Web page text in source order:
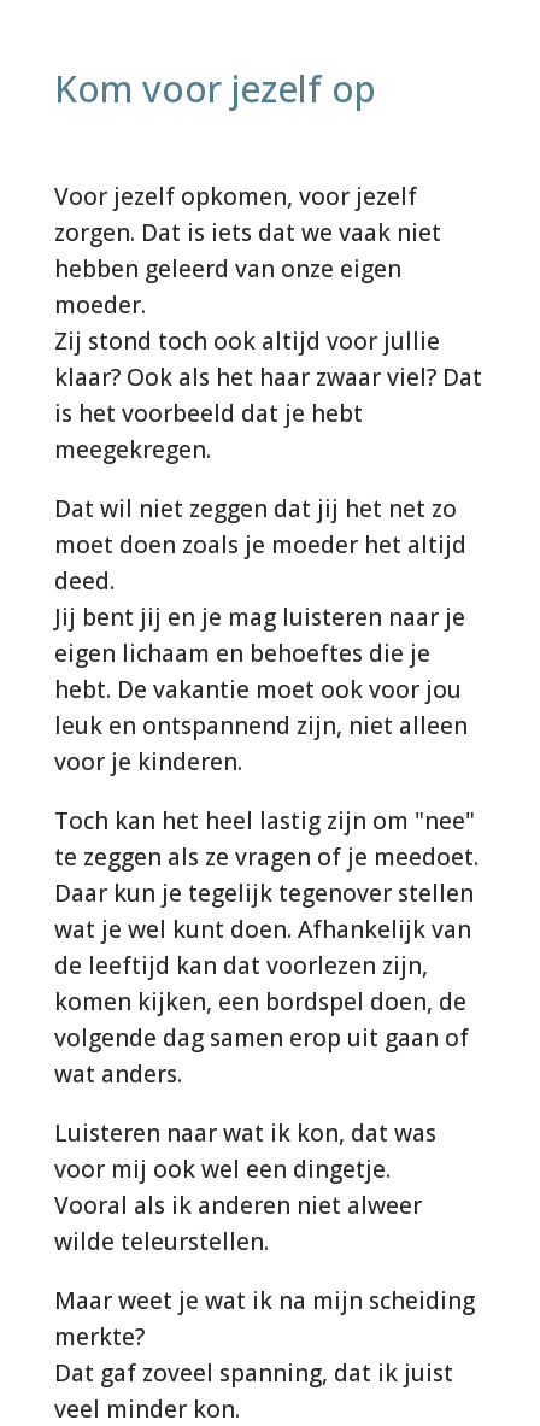
Kom voor jezelf op
Voor jezelf opkomen, voor jezelf
zorgen. Dat is iets dat we vaak niet
hebben geleerd van onze eigen
moeder.
Zij stond toch ook altijd voor jullie
klaar? Ook als het haar zwaar viel? Dat
is het voorbeeld dat je hebt
meegekregen.
Dat wil niet zeggen dat jij het net zo
moet doen zoals je moeder het altijd
deed.
Jij bent jij en je mag luisteren naar je
eigen lichaam en behoeftes die je
hebt. De vakantie moet ook voor jou
leuk en ontspannend zijn, niet alleen
voor je kinderen.
Toch kan het heel lastig zijn om "nee"
te zeggen als ze vragen of je meedoet.
Daar kun je tegelijk tegenover stellen
wat je wel kunt doen. Afhankelijk van
de leeftijd kan dat voorlezen zijn,
komen kijken, een bordspel doen, de
volgende dag samen erop uit gaan of
wat anders.
Luisteren naar wat ik kon, dat was
voor mij ook wel een dingetje.
Vooral als ik anderen niet alweer
wilde teleurstellen.
Maar weet je wat ik na mijn scheiding
merkte?
Dat gaf zoveel spanning, dat ik juist
veel minder kon.